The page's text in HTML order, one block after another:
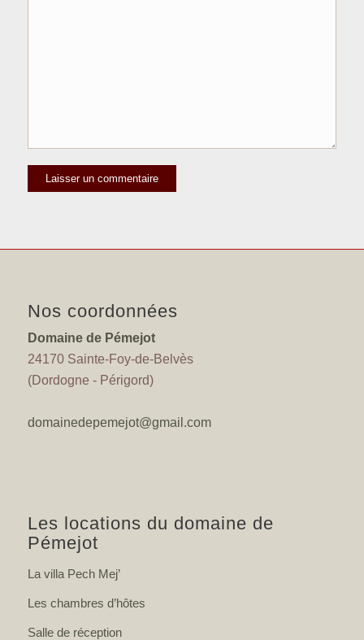
Nos coordonnées
Domaine de Pémejot
24170 Sainte-Foy-de-Belvès
(Dordogne - Périgord)
domainedepemejot@gmail.com
Les locations du domaine de
Pémejot
La villa Pech Mej’
Les chambres d’hôtes
Salle de réception